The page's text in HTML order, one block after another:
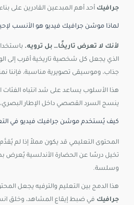
جرافيك أحد أهم المبدعين القادرين على
لماذا موشن جرافيك فيديو هو الأنسب
لأنك لا تعرض تاريخًا… بل ترويه.
الذي يجعل كل شخصية تاريخية أقرب إلى
جذاب، وموسيقى تصويرية مناسبة، فإننا
هذا الأسلوب يساعد على شد انتباه
ينسج السرد القصصي داخل الإطار
كيف يُستخدم موشن جرافيك فيديو في
المحتوى التعليمي قد يكون مملاً إذا لم
تخيل درسًا عن الحضارة الأندلسية يُعرض
وسلسة.
هذا الدمج بين التعليم والترفيه يجعل
جرافيك في ضبط إيقاع المشاهد، وخلق